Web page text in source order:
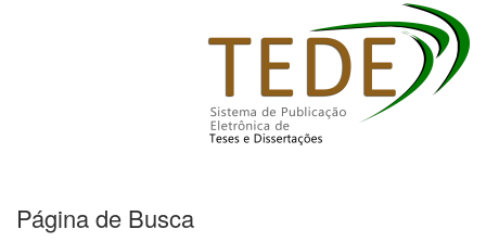
Página de Busca